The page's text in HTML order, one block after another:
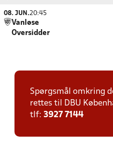
08. JUN.20:45
Vanløse
Oversidder
Spørgsmål omkring
rettes til DBU
tlf: 3927 7144